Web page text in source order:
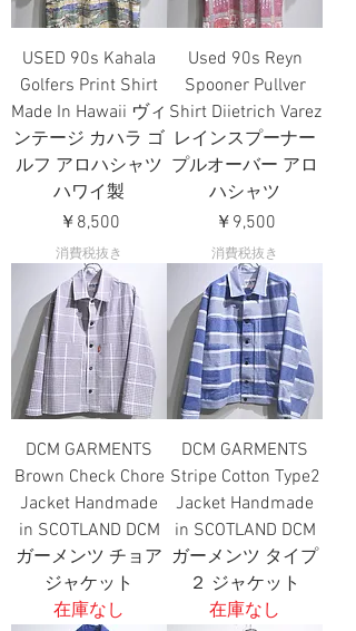
USED 90s Kahala
Golfers Print Shirt
Made In Hawaii ヴィ
ンテージ カハラ ゴ
ルフ アロハシャツ
ハワイ製
価格
￥8,500
消費税抜き
Used 90s Reyn
Spooner Pullver
Shirt Diietrich Varez
レインスプーナー
プルオーバー アロ
ハシャツ
価格
￥9,500
消費税抜き
DCM GARMENTS
Brown Check Chore
Jacket Handmade
in SCOTLAND DCM
ガーメンツ チョア
ジャケット
在庫なし
DCM GARMENTS
Stripe Cotton Type2
Jacket Handmade
in SCOTLAND DCM
ガーメンツ タイプ
２ ジャケット
在庫なし